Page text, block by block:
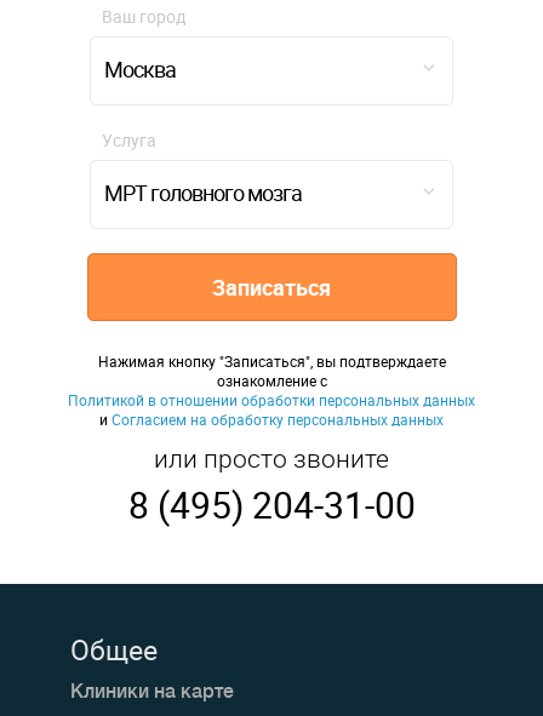
Москва
Ваш город
МРТ головного мозга
Услуга
Записаться
Нажимая кнопку "Записаться", вы подтверждаете
ознакомление с
Политикой в отношении обработки персональных данных
и Согласием на обработку персональных данных
или просто звоните
8 (495) 204-31-00
Общее
Клиники на карте